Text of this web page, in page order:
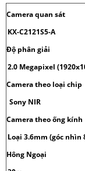
Camera quan sát
KX-C2121S5-A
Độ phân giải
2.0 Megapixel
Camera theo loại chip
Sony NIR
Camera theo ống kính
Loại 3.6mm (góc nhìn
Hông Ngoại